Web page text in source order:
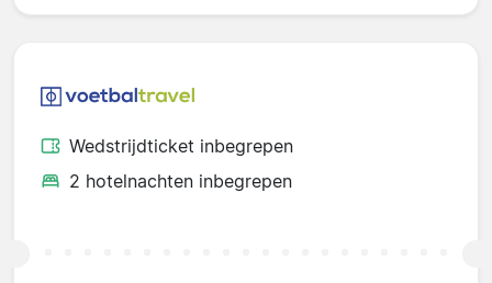
Wedstrijdticket inbegrepen
2 hotelnachten inbegrepen